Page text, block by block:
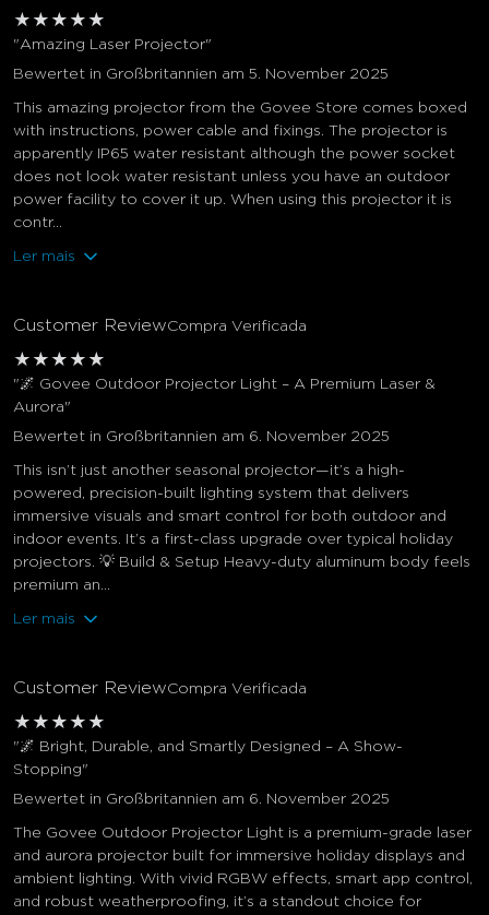
★ ★ ★ ★ ★
"Amazing Laser Projector"
Bewertet in Großbritannien am 5. November 2025
This amazing projector from the Govee Store comes boxed
with instructions, power cable and fixings. The projector is
apparently IP65 water resistant although the power socket
does not look water resistant unless you have an outdoor
power facility to cover it up. When using this projector it is
contr...
Ler mais
Customer ReviewCompra Verificada
★ ★ ★ ★ ★
"🌌 Govee Outdoor Projector Light – A Premium Laser &
Aurora"
Bewertet in Großbritannien am 6. November 2025
This isn’t just another seasonal projector—it’s a high-
powered, precision-built lighting system that delivers
immersive visuals and smart control for both outdoor and
indoor events. It’s a first-class upgrade over typical holiday
projectors. 💡 Build & Setup Heavy-duty aluminum body feels
premium an...
Ler mais
Customer ReviewCompra Verificada
★ ★ ★ ★ ★
"🌌 Bright, Durable, and Smartly Designed – A Show-
Stopping"
Bewertet in Großbritannien am 6. November 2025
The Govee Outdoor Projector Light is a premium-grade laser
and aurora projector built for immersive holiday displays and
ambient lighting. With vivid RGBW effects, smart app control,
and robust weatherproofing, it’s a standout choice for